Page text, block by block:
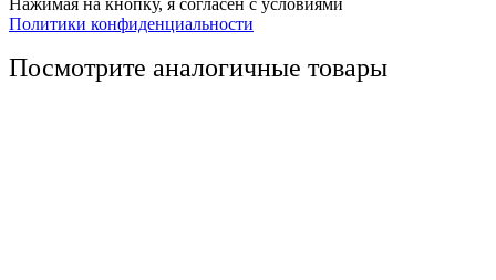
Политики конфиденциальности
Посмотрите аналогичные товары